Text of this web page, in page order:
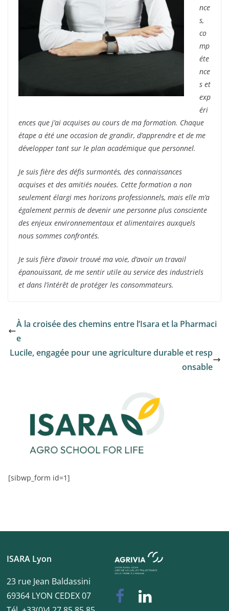
nce
s,
co
mp
éte
nce
s et
exp
éri
ences que j’ai acquises au cours de ma formation. Chaque
étape a été une occasion de grandir, d’apprendre et de me
développer tant sur le plan académique que personnel.
Je suis fière des défis surmontés, des connaissances
acquises et des amitiés nouées. Cette formation a non
seulement élargi mes horizons professionnels, mais elle m’a
également permis de devenir une personne plus consciente
des enjeux environnementaux et alimentaires auxquels
nous sommes confrontés.
Je suis fière d’avoir trouvé ma voie, d’avoir un travail
épanouissant, de me sentir utile au service des industriels
et dans l’intérêt de protéger les consommateurs.
À la croisée des chemins entre l’Isara et la Pharmaci
e
Lucile, engagée pour une agriculture durable et resp
onsable
[sibwp_form id=1]
ISARA Lyon
23 rue Jean Baldassini
69364 LYON CEDEX 07